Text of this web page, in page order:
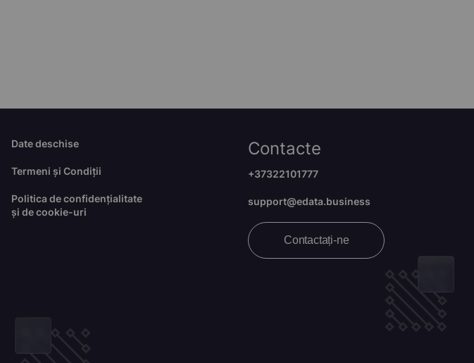
Date deschise
Termeni și Condiții
Politica de confidențialitate
și de cookie-uri
Contacte
+37322101777
support@edata.business
Contactați-ne